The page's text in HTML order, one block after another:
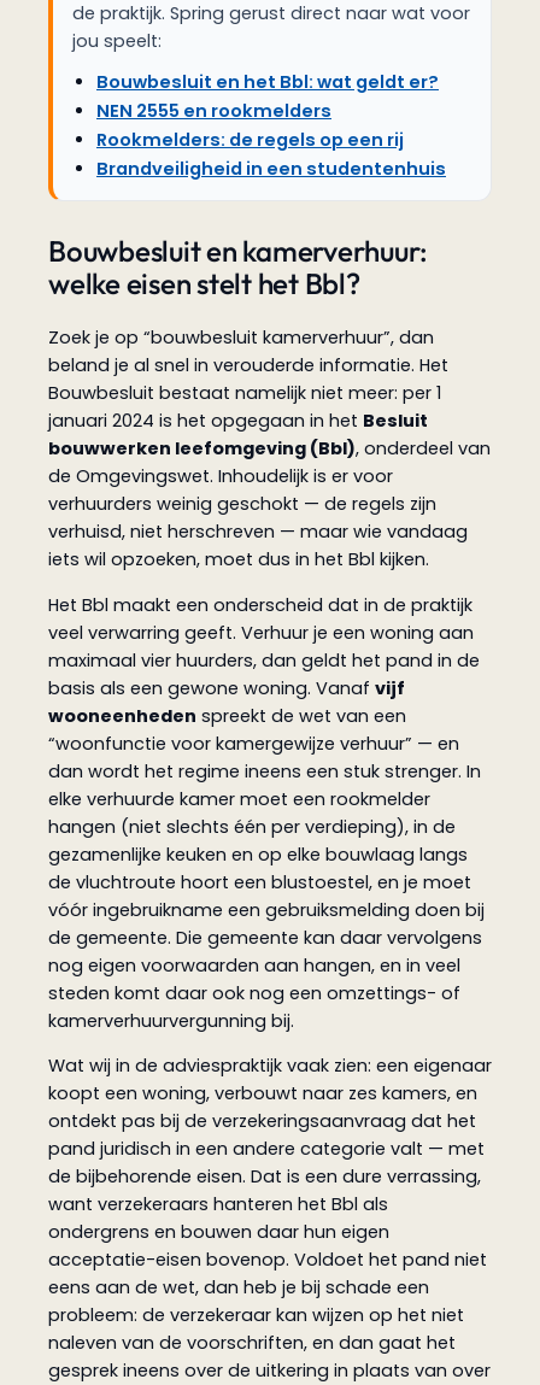
de praktijk. Spring gerust direct naar wat voor
jou speelt:
Bouwbesluit en het Bbl: wat geldt er?
NEN 2555 en rookmelders
Rookmelders: de regels op een rij
Brandveiligheid in een studentenhuis
Bouwbesluit en kamerverhuur:
welke eisen stelt het Bbl?
Zoek je op “bouwbesluit kamerverhuur”, dan
beland je al snel in verouderde informatie. Het
Bouwbesluit bestaat namelijk niet meer: per 1
januari 2024 is het opgegaan in het Besluit
bouwwerken leefomgeving (Bbl), onderdeel van
de Omgevingswet. Inhoudelijk is er voor
verhuurders weinig geschokt — de regels zijn
verhuisd, niet herschreven — maar wie vandaag
iets wil opzoeken, moet dus in het Bbl kijken.
Het Bbl maakt een onderscheid dat in de praktijk
veel verwarring geeft. Verhuur je een woning aan
maximaal vier huurders, dan geldt het pand in de
basis als een gewone woning. Vanaf vijf
wooneenheden spreekt de wet van een
“woonfunctie voor kamergewijze verhuur” — en
dan wordt het regime ineens een stuk strenger. In
elke verhuurde kamer moet een rookmelder
hangen (niet slechts één per verdieping), in de
gezamenlijke keuken en op elke bouwlaag langs
de vluchtroute hoort een blustoestel, en je moet
vóór ingebruikname een gebruiksmelding doen bij
de gemeente. Die gemeente kan daar vervolgens
nog eigen voorwaarden aan hangen, en in veel
steden komt daar ook nog een omzettings- of
kamerverhuurvergunning bij.
Wat wij in de adviespraktijk vaak zien: een eigenaar
koopt een woning, verbouwt naar zes kamers, en
ontdekt pas bij de verzekeringsaanvraag dat het
pand juridisch in een andere categorie valt — met
de bijbehorende eisen. Dat is een dure verrassing,
want verzekeraars hanteren het Bbl als
ondergrens en bouwen daar hun eigen
acceptatie-eisen bovenop. Voldoet het pand niet
eens aan de wet, dan heb je bij schade een
probleem: de verzekeraar kan wijzen op het niet
naleven van de voorschriften, en dan gaat het
gesprek ineens over de uitkering in plaats van over